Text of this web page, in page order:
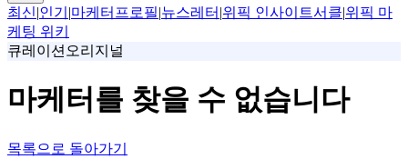
최신|인기 |마케터프로필|뉴스레터 |위픽 인사이트서클|위픽 마
케팅 위키
큐레이션 오리지널
마케터를 찾을 수 없습니다
목록으로 돌아가기